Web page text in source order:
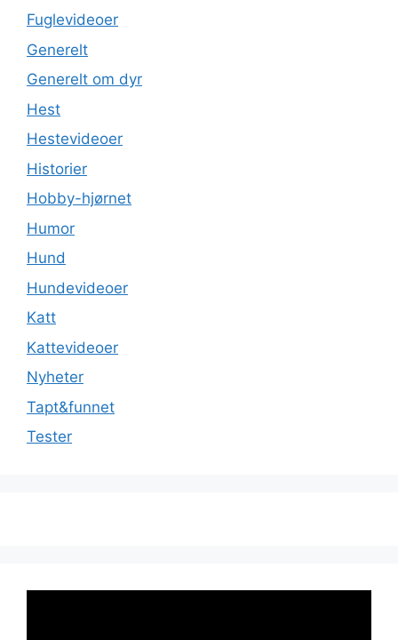
Fuglevideoer
Generelt
Generelt om dyr
Hest
Hestevideoer
Historier
Hobby-hjørnet
Humor
Hund
Hundevideoer
Katt
Kattevideoer
Nyheter
Tapt&funnet
Tester